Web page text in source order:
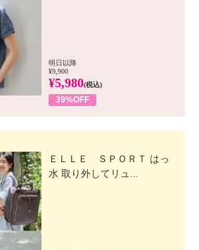
明日以降
¥9,900
¥5,980(税込)
39%OFF
ＥＬＬＥ ＳＰＯＲＴ はっ
水 取り外してリュ...